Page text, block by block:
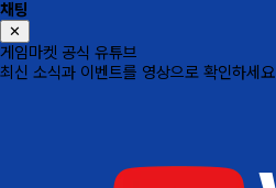
채팅
✕
게임마켓 공식 유튜브
최신 소식과 이벤트를 영상으로 확인하세요